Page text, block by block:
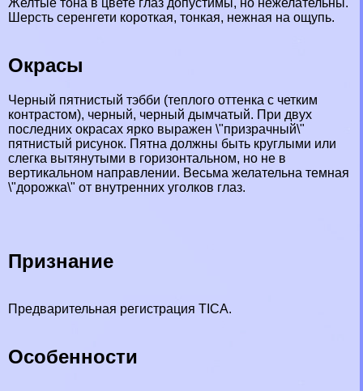
Желтые тона в цвете глаз допустимы, но нежелательны.
Шерсть серенгети короткая, тонкая, нежная на ощупь.
Окрасы
Черный пятнистый тэбби (теплого оттенка с четким
контрастом), черный, черный дымчатый. При двух
последних окрасах ярко выражен \"призрачный\"
пятнистый рисунок. Пятна должны быть круглыми или
слегка вытянутыми в горизонтальном, но не в
вертикальном направлении. Весьма желательна темная
\"дорожка\" от внутренних уголков глаз.
Признание
Предварительная регистрация TICA.
Особенности